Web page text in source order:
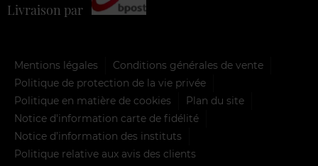
Livraison par
Mentions légales
Conditions générales de vente
Politique de protection de la vie privée
Politique en matière de cookies
Plan du site
Notice d'information carte de fidélité
Notice d’information des instituts
Politique relative aux avis des clients